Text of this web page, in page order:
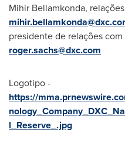
Mihir Bellamkonda,
presidente de relações com
roger.sachs@dxc.com
Logotipo -
https://
l_Reserve_.jpg